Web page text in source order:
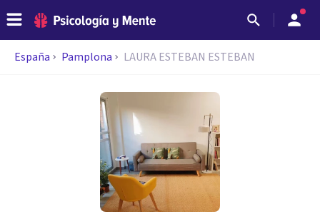
España Pamplona LAURA ESTEBAN ESTEBAN